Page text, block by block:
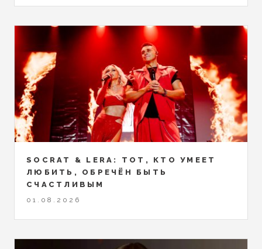
SOCRAT & LERA: ТОТ, КТО УМЕЕТ
ЛЮБИТЬ, ОБРЕЧЁН БЫТЬ
СЧАСТЛИВЫМ
01.08.2026